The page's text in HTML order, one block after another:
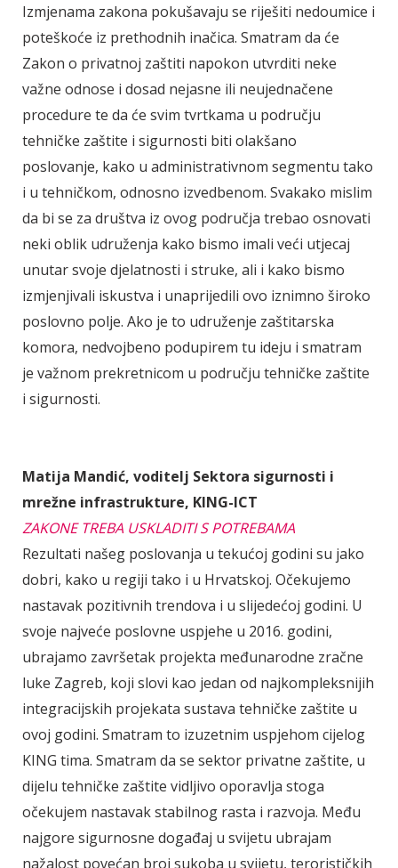
Izmjenama zakona pokušavaju se riješiti nedoumice i
poteškoće iz prethodnih inačica. Smatram da će
Zakon o privatnoj zaštiti napokon utvrditi neke
važne odnose i dosad nejasne ili neujednačene
procedure te da će svim tvrtkama u području
tehničke zaštite i sigurnosti biti olakšano
poslovanje, kako u administrativnom segmentu tako
i u tehničkom, odnosno izvedbenom. Svakako mislim
da bi se za društva iz ovog područja trebao osnovati
neki oblik udruženja kako bismo imali veći utjecaj
unutar svoje djelatnosti i struke, ali i kako bismo
izmjenjivali iskustva i unaprijedili ovo iznimno široko
poslovno polje. Ako je to udruženje zaštitarska
komora, nedvojbeno podupirem tu ideju i smatram
je važnom prekretnicom u području tehničke zaštite
i sigurnosti.
Matija Mandić, voditelj Sektora sigurnosti i
mrežne infrastrukture, KING-ICT
ZAKONE TREBA USKLADITI S POTREBAMA
Rezultati našeg poslovanja u tekućoj godini su jako
dobri, kako u regiji tako i u Hrvatskoj. Očekujemo
nastavak pozitivnih trendova i u slijedećoj godini. U
svoje najveće poslovne uspjehe u 2016. godini,
ubrajamo završetak projekta međunarodne zračne
luke Zagreb, koji slovi kao jedan od najkompleksnijih
integracijskih projekata sustava tehničke zaštite u
ovoj godini. Smatram to izuzetnim uspjehom cijelog
KING tima. Smatram da se sektor privatne zaštite, u
dijelu tehničke zaštite vidljivo oporavlja stoga
očekujem nastavak stabilnog rasta i razvoja. Među
najgore sigurnosne događaj u svijetu ubrajam
nažalost povećan broj sukoba u svijetu, terorističkih